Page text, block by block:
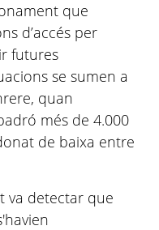
que
d’accés per
futures
se sumen a
quan
més de 4.000
de baixa entre
va detectar que